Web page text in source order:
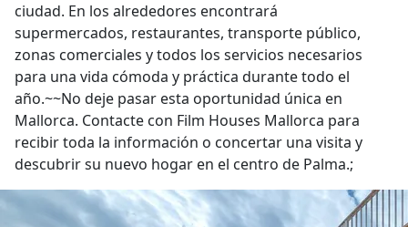
ciudad. En los alrededores encontrará
supermercados, restaurantes, transporte público,
zonas comerciales y todos los servicios necesarios
para una vida cómoda y práctica durante todo el
año.~~No deje pasar esta oportunidad única en
Mallorca. Contacte con Film Houses Mallorca para
recibir toda la información o concertar una visita y
descubrir su nuevo hogar en el centro de Palma.;